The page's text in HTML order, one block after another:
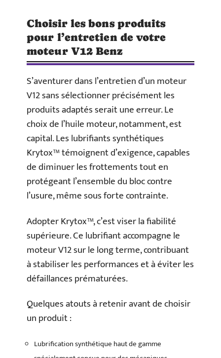
Choisir les bons produits
pour l’entretien de votre
moteur V12 Benz
S’aventurer dans l’entretien d’un moteur
V12 sans sélectionner précisément les
produits adaptés serait une erreur. Le
choix de l’huile moteur, notamment, est
capital. Les lubrifiants synthétiques
Krytox™ témoignent d’exigence, capables
de diminuer les frottements tout en
protégeant l’ensemble du bloc contre
l’usure, même sous forte contrainte.
Adopter Krytox™, c’est viser la fiabilité
supérieure. Ce lubrifiant accompagne le
moteur V12 sur le long terme, contribuant
à stabiliser les performances et à éviter les
défaillances prématurées.
Quelques atouts à retenir avant de choisir
un produit :
Lubrification synthétique haut de gamme